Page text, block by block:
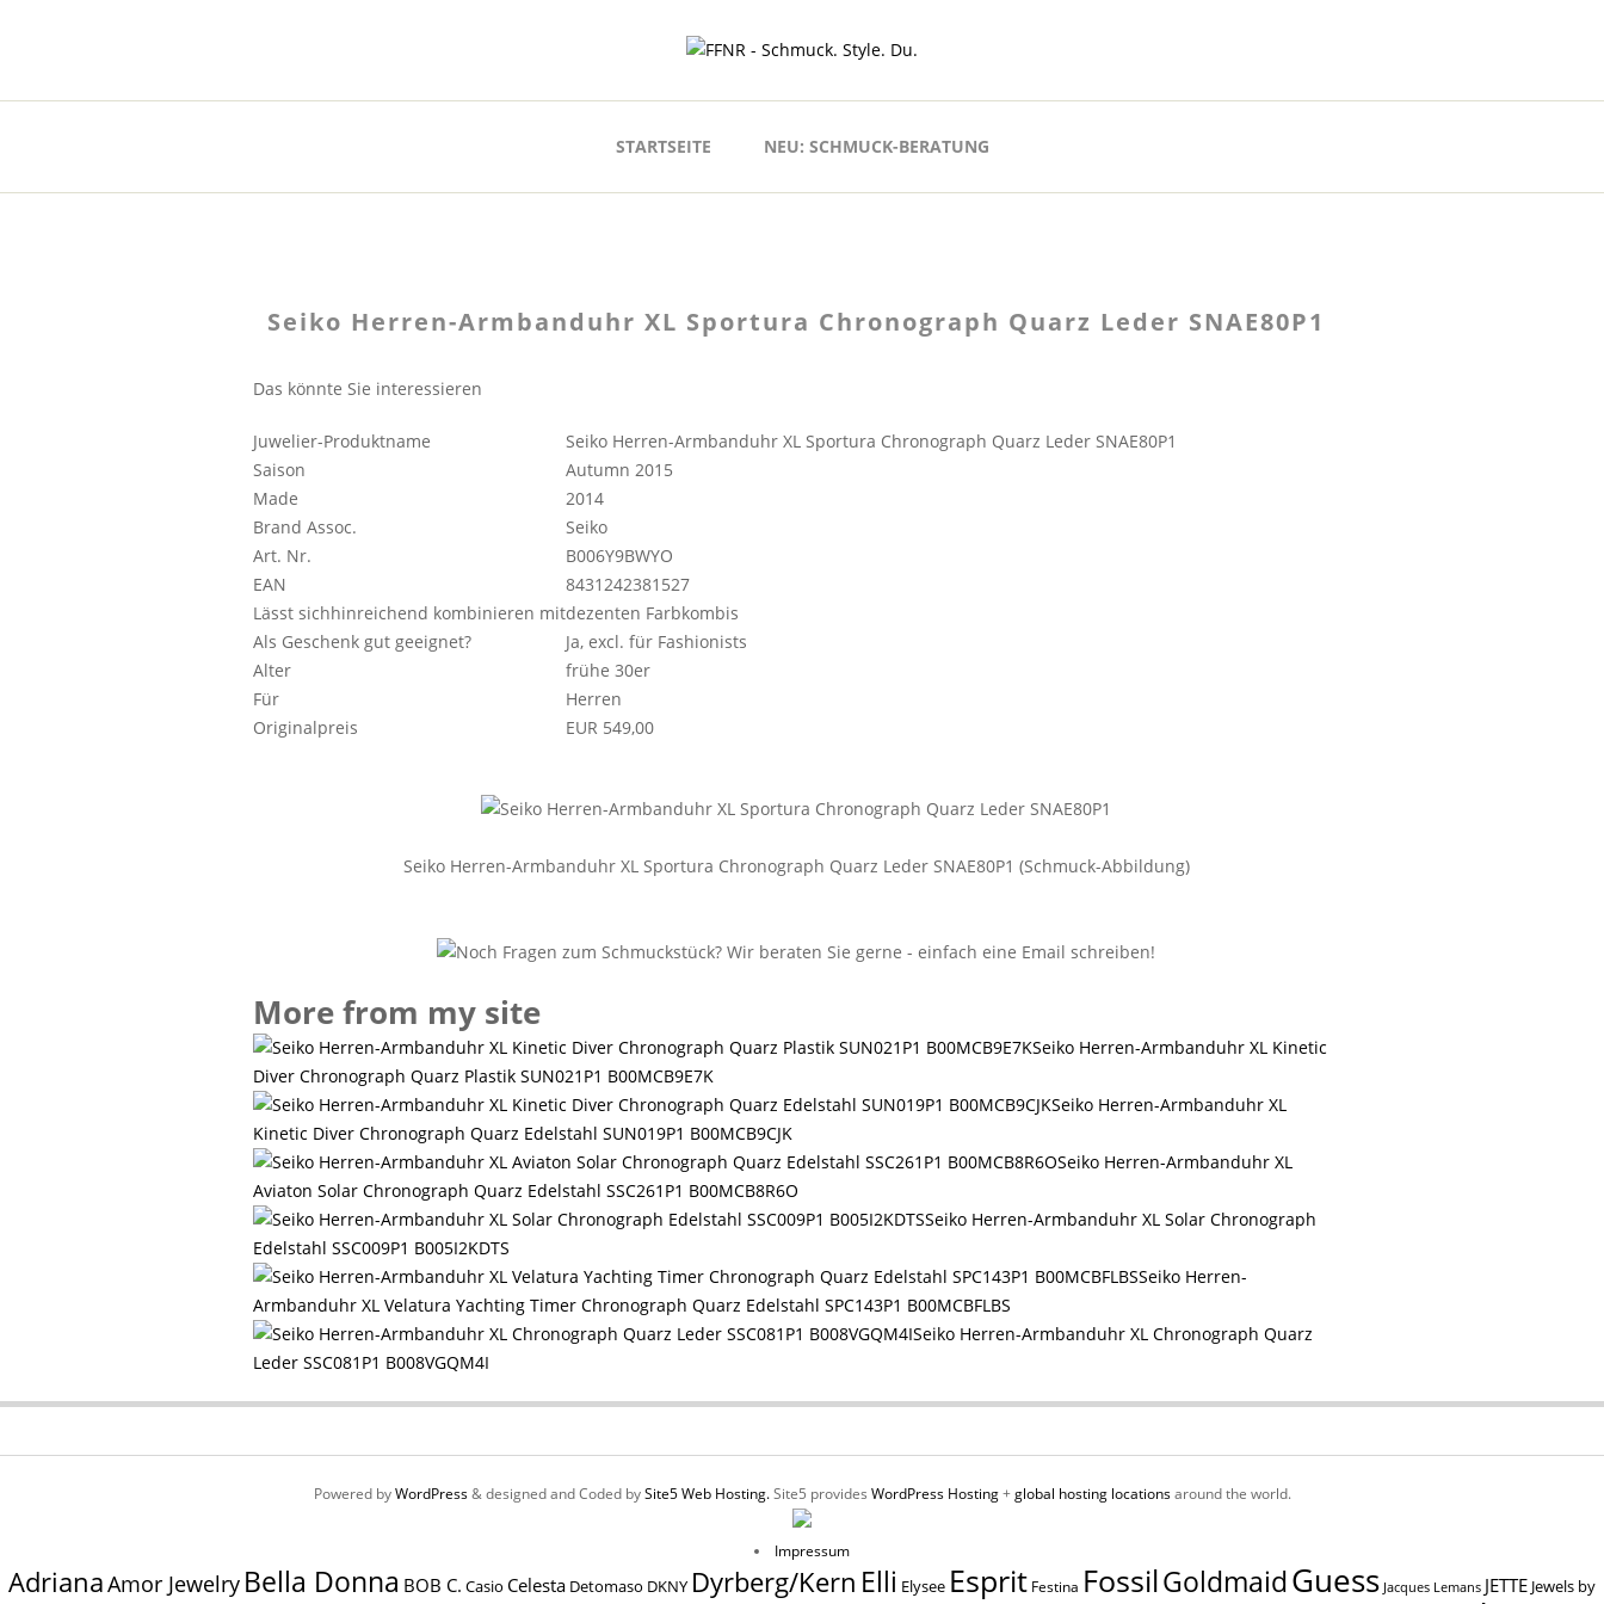
STARTSEITE NEU: SCHMUCK-BERATUNG
Seiko Herren-Armbanduhr XL Sportura Chronograph Quarz Leder SNAE80P1
Das könnte Sie interessieren
Juwelier-Produktname
Seiko Herren-Armbanduhr XL Sportura Chronograph Quarz Leder SNAE80P1
Saison
Autumn 2015
Made
2014
Brand Assoc.
Seiko
Art. Nr.
B006Y9BWYO
EAN
8431242381527
Lässt sichhinreichend kombinieren mitdezenten Farbkombis
Als Geschenk gut geeignet?
Ja, excl. für Fashionists
Alter
frühe 30er
Für
Herren
Originalpreis
EUR 549,00
Seiko Herren-Armbanduhr XL Sportura Chronograph Quarz Leder SNAE80P1 (Schmuck-Abbildung)
More from my site
Seiko Herren-Armbanduhr XL Kinetic
Diver Chronograph Quarz Plastik SUN021P1 B00MCB9E7K
Seiko Herren-Armbanduhr XL
Kinetic Diver Chronograph Quarz Edelstahl SUN019P1 B00MCB9CJK
Seiko Herren-Armbanduhr XL
Aviaton Solar Chronograph Quarz Edelstahl SSC261P1 B00MCB8R6O
Seiko Herren-Armbanduhr XL Solar Chronograph
Edelstahl SSC009P1 B005I2KDTS
Seiko Herren-
Armbanduhr XL Velatura Yachting Timer Chronograph Quarz Edelstahl SPC143P1 B00MCBFLBS
Seiko Herren-Armbanduhr XL Chronograph Quarz
Leder SSC081P1 B008VGQM4I
Powered byWordPress& designed and Coded bySite5 Web Hosting.Site5 provides WordPress Hosting+global hosting locationsaround the world.
Impressum
AdrianaAmor Jewelry Bella Donna BOB C. Casio Celesta Detomaso DKNY Dyrberg/Kern Elli Elysee Esprit Festina FossilGoldmaidGuess Jacques Lemans JETTE Jewels by